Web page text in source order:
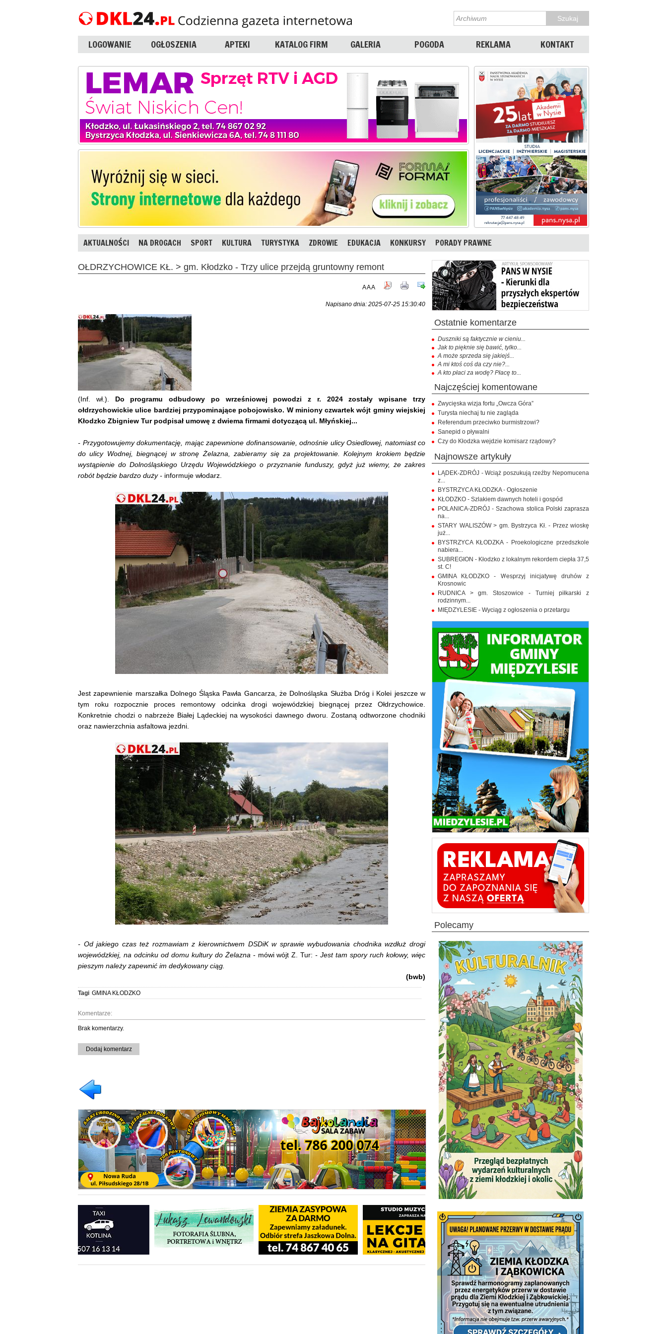
LOGOWANIE OGŁOSZENIA APTEKI KATALOG FIRM GALERIA POGODA REKLAMA KONTAKT
AKTUALNOŚCI NA DROGACH SPORT KULTURA TURYSTYKA ZDROWIE EDUKACJA KONKURSY PORADY PRAWNE
OŁDRZYCHOWICE KŁ. > gm. Kłodzko - Trzy ulice przejdą gruntowny remont
AAA
Napisano dnia: 2025-07-25 15:30:40
(Inf. wł.). Do programu odbudowy po wrześniowej powodzi z r. 2024 zostały wpisane trzy
ołdrzychowickie ulice bardziej przypominające pobojowisko. W miniony czwartek wójt gminy wiejskiej
Kłodzko Zbigniew Tur podpisał umowę z dwiema firmami dotyczącą ul. Młyńskiej...
- Przygotowujemy dokumentację, mając zapewnione dofinansowanie, odnośnie ulicy Osiedlowej, natomiast co
do ulicy Wodnej, biegnącej w stronę Żelazna, zabieramy się za projektowanie. Kolejnym krokiem będzie
wystąpienie do Dolnośląskiego Urzędu Wojewódzkiego o przyznanie funduszy, gdyż już wiemy, że zakres
robót będzie bardzo duży - informuje włodarz.
Jest zapewnienie marszałka Dolnego Śląska Pawła Gancarza, że Dolnośląska Służba Dróg i Kolei jeszcze w
tym roku rozpocznie proces remontowy odcinka drogi wojewódzkiej biegnącej przez Ołdrzychowice.
Konkretnie chodzi o nabrzeże Białej Lądeckiej na wysokości dawnego dworu. Zostaną odtworzone chodniki
oraz nawierzchnia asfaltowa jezdni.
- Od jakiego czas też rozmawiam z kierownictwem DSDiK w sprawie wybudowania chodnika wzdłuż drogi
wojewódzkiej, na odcinku od domu kultury do Żelazna - mówi wójt Z. Tur:- Jest tam spory ruch kołowy, więc
pieszym należy zapewnić im dedykowany ciąg.
(bwb)
Tagi GMINA KŁODZKO
Komentarze:
Brak komentarzy.
Dodaj komentarz
ostatnie komentarze
Duszniki są faktycznie w cieniu...
Jak to pięknie się bawić, tylko...
A może sprzeda się jakiejś...
A mi ktoś coś da czy nie?...
A kto płaci za wodę? Płacę to...
najczęściej komentowane
Zwycięska wizja fortu „Owcza Góra”
Turysta niechaj tu nie zagląda
Referendum przeciwko burmistrzowi?
Sanepid o pływalni
Czy do Kłodzka wejdzie komisarz rządowy?
najnowsze artykuły
LĄDEK-ZDRÓJ - Wciąż poszukują rzeźby Nepomucena
z...
BYSTRZYCA KŁODZKA - Ogłoszenie
KŁODZKO - Szlakiem dawnych hoteli i gospód
POLANICA-ZDRÓJ - Szachowa stolica Polski zaprasza
na...
STARY WALISZÓW > gm. Bystrzyca Kł. - Przez wioskę
już...
BYSTRZYCA KŁODZKA - Proekologiczne przedszkole
nabiera...
SUBREGION - Kłodzko z lokalnym rekordem ciepła 37,5
st. C!
GMINA KŁODZKO - Wesprzyj inicjatywę druhów z
Krosnowic
RUDNICA > gm. Stoszowice - Turniej piłkarski z
rodzinnym...
MIĘDZYLESIE - Wyciąg z ogłoszenia o przetargu
polecamy